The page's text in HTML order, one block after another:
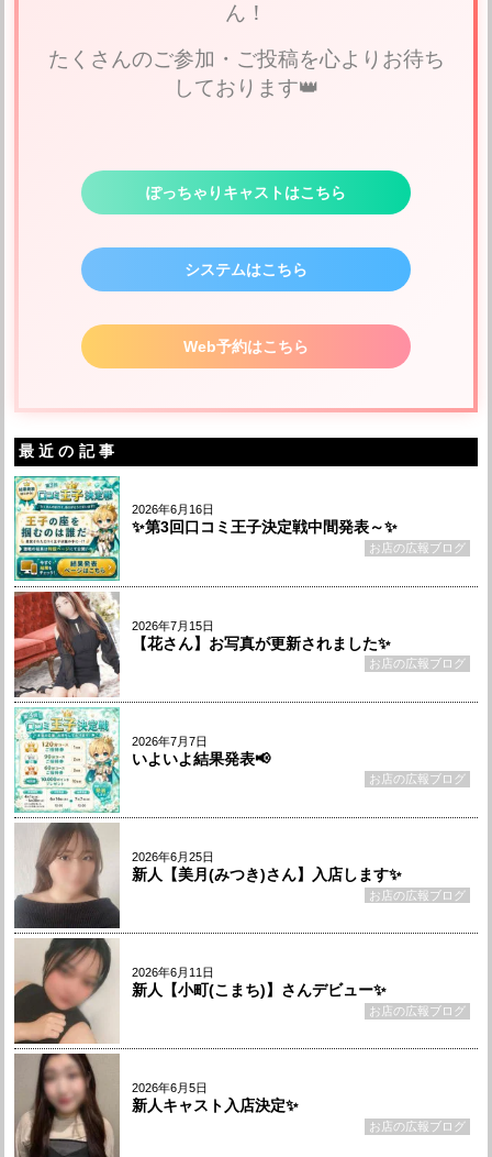
ん！
たくさんのご参加・ご投稿を心よりお待ち
しております👑
ぽっちゃりキャストはこちら
システムはこちら
Web予約はこちら
最近の記事
2026年6月16日
✨第3回口コミ王子決定戦中間発表～✨
お店の広報ブログ
2026年7月15日
【花さん】お写真が更新されました✨
お店の広報ブログ
2026年7月7日
いよいよ結果発表📢
お店の広報ブログ
2026年6月25日
新人【美月(みつき)さん】入店します✨
お店の広報ブログ
2026年6月11日
新人【小町(こまち)】さんデビュー✨
お店の広報ブログ
2026年6月5日
新人キャスト入店決定✨
お店の広報ブログ